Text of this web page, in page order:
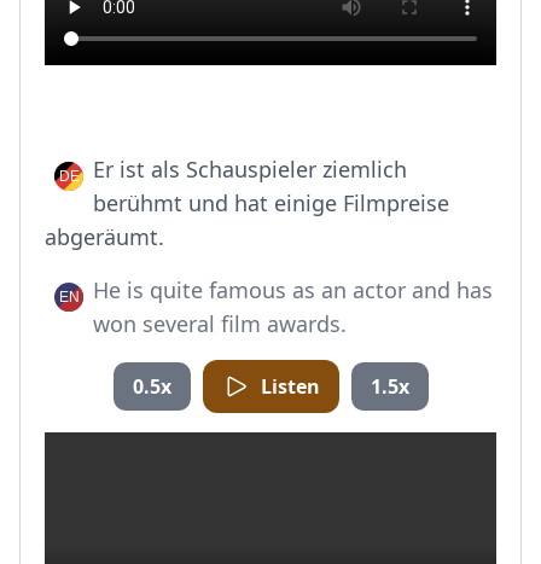
Er ist als Schauspieler ziemlich
berühmt und hat einige Filmpreise
abgeräumt.
He is quite famous as an actor and has
won several film awards.
0.5x Listen 1.5x